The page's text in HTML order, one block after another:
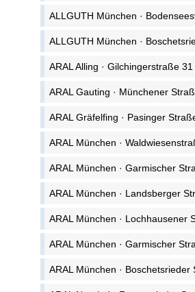
ALLGUTH München ·
ALLGUTH München ·
ARAL Alling · Gilchingerstraße 31
ARAL Gauting · Münchener
ARAL Gräfelfing · Pasinger
ARAL München ·
ARAL München · Garmischer
ARAL München · Landsberger
ARAL München · Lochhausener
ARAL München · Garmischer
ARAL München · Boschetsrieder